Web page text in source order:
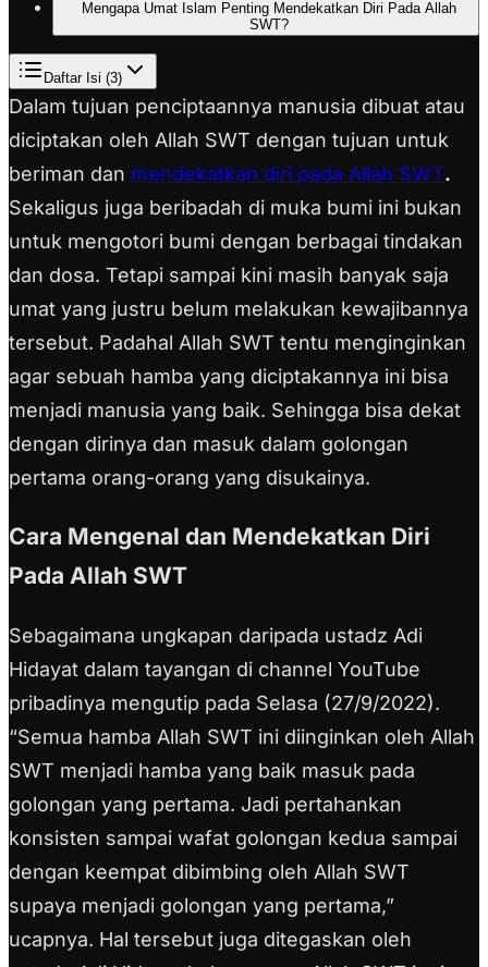
Mengapa Umat Islam Penting Mendekatkan Diri Pada Allah
SWT?
Daftar Isi (3)
Dalam tujuan penciptaannya manusia dibuat atau
diciptakan oleh Allah SWT dengan tujuan untuk
beriman dan mendekatkan diri pada Allah SWT.
Sekaligus juga beribadah di muka bumi ini bukan
untuk mengotori bumi dengan berbagai tindakan
dan dosa. Tetapi sampai kini masih banyak saja
umat yang justru belum melakukan kewajibannya
tersebut. Padahal Allah SWT tentu menginginkan
agar sebuah hamba yang diciptakannya ini bisa
menjadi manusia yang baik. Sehingga bisa dekat
dengan dirinya dan masuk dalam golongan
pertama orang-orang yang disukainya.
Cara Mengenal dan Mendekatkan Diri
Pada Allah SWT
Sebagaimana ungkapan daripada ustadz Adi
Hidayat dalam tayangan di channel YouTube
pribadinya mengutip pada Selasa (27/9/2022).
“Semua hamba Allah SWT ini diinginkan oleh Allah
SWT menjadi hamba yang baik masuk pada
golongan yang pertama. Jadi pertahankan
konsisten sampai wafat golongan kedua sampai
dengan keempat dibimbing oleh Allah SWT
supaya menjadi golongan yang pertama,”
ucapnya. Hal tersebut juga ditegaskan oleh